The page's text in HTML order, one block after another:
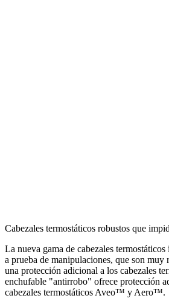
Cabezales termostáticos robustos que
La nueva gama de cabezales
a prueba de manipulaciones, que son muy
una protección adicional a los cabezales
enchufable "antirrobo" ofrece protección
cabezales termostáticos Aveo™ y Aero™.